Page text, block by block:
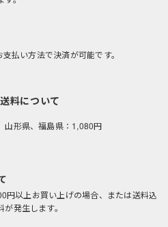
払い方法で決済が可能です。
料について
山形県、福島県：1,080円
円以上お買い上げの場合、または送料込
発生します。